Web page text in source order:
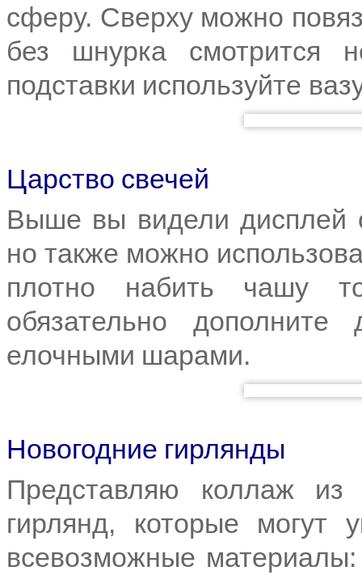
сферу. Сверху можно
без шнурка смотрится
подставки используйте
Царство свечей
Выше вы видели дисплей
но также можно
плотно набить чашу
обязательно
елочными шарами.
Новогодние гирлянды
Представляю коллаж из
гирлянд, которые могут
всевозможные материалы: